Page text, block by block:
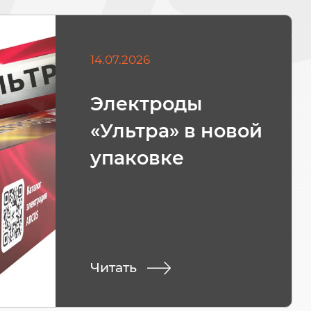
14.07.2026
Электроды
«Ультра» в новой
упаковке
Читать